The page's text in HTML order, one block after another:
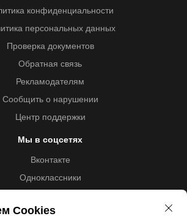
конфиденциальности
персональных данных
Проверка документов
Обратная связь
Рекламодателям
Сообщить о нарушении
Центр поддержки
Мы в соцсетях
Вконтакте
Одноклассники
Cookies